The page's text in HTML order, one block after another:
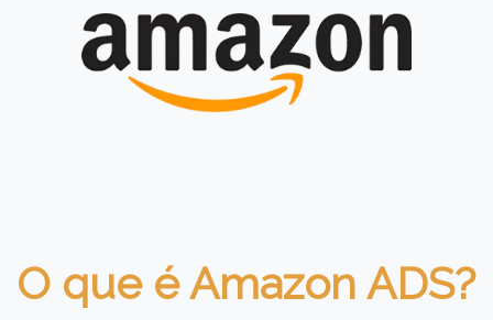
O que é Amazon ADS?